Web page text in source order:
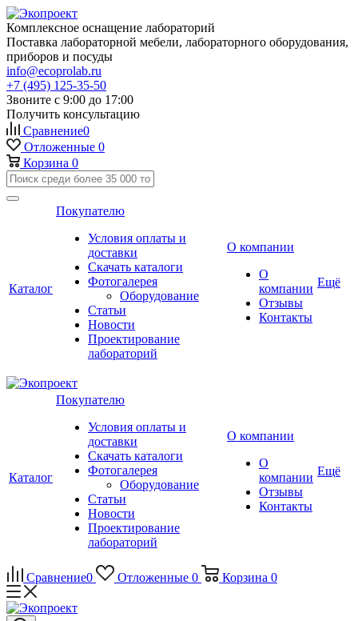
Комплексное оснащение лабораторий
Поставка лабораторной мебели, лабораторного оборудования,
приборов и посуды
info@ecoprolab.ru
+7 (495) 125-35-50
Звоните с 9:00 до 17:00
Получить консультацию
Сравнение0
Отложенные 0
Корзина 0
Каталог
Покупателю
Условия оплаты и
доставки
Скачать каталоги
Фотогалерея
Оборудование
Статьи
Новости
Проектирование
лабораторий
О компании
О
компании
Отзывы
Контакты
Ещё
Каталог
Покупателю
Условия оплаты и
доставки
Скачать каталоги
Фотогалерея
Оборудование
Статьи
Новости
Проектирование
лабораторий
О компании
О
компании
Отзывы
Контакты
Ещё
Сравнение0 Отложенные 0 Корзина 0